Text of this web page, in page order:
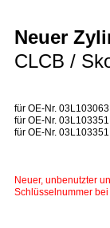
Neuer
CLCB /
für OE-Nr.
für OE-Nr.
für OE-Nr.
Neuer, unbenutzter
Schlüsselnummer